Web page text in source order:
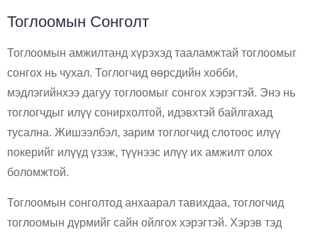
Тоглоомын Сонголт
Тоглоомын амжилтанд хүрэхэд тааламжтай тоглоомыг
сонгох нь чухал. Тоглогчид өөрсдийн хобби,
мэдлэгийнхээ дагуу тоглоомыг сонгох хэрэгтэй. Энэ нь
тоглогчдыг илүү сонирхолтой, идэвхтэй байлгахад
тусална. Жишээлбэл, зарим тоглогчид слотоос илүү
покерийг илүүд үзэж, түүнээс илүү их амжилт олох
боломжтой.
Тоглоомын сонголтод анхаарал тавихдаа, тоглогчид
тоглоомын дүрмийг сайн ойлгох хэрэгтэй. Хэрэв тэд